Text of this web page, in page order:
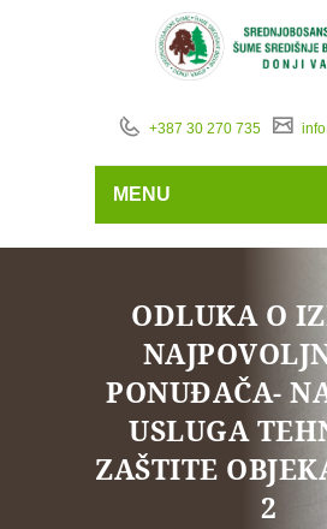
+387 30 270 735
MENU
ODLUKA O
PONUĐAČA-
USLUGA
ZAŠTITE
2